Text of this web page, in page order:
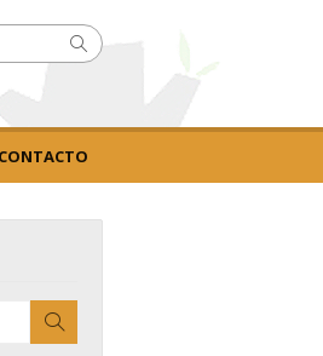
Buscar
CONTACTO